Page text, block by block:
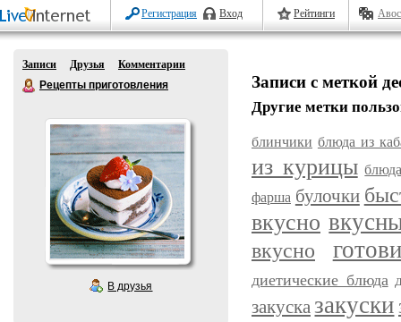
Регистрация Вход Рейтинги
Записи Друзья
Комментарии
Рецепты приготовления
В друзья
Записи с меткой
Другие метки
блинчики блюда из
из курицы
фарша булочки
вкусно
вкусно
диетические блюда
закусказакуски